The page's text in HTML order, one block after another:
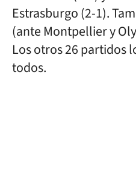
Estrasburgo (2-1).
(ante Montpellier y
Los otros 26 partidos
todos.